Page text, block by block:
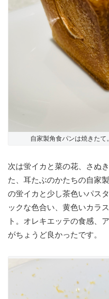
自家製角食パンは焼きたて
次は蛍イカと菜の花、さぬ
た、耳たぶのかたちの自家
の蛍イカと少し茶色いパス
ックな色合い、黄色いカラ
ト。オレキエッテの食感、
がちょうど良かったです。